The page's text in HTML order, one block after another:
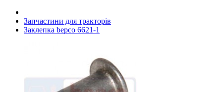
Запчастини для тракторів
Заклепка bepco 6621-1